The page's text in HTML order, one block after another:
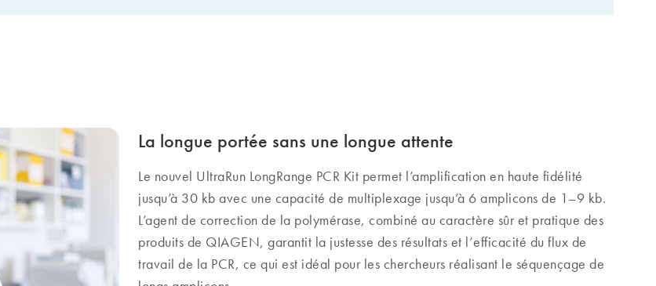
La longue portée sans une longue attente
Le nouvel UltraRun LongRange PCR Kit permet l’amplification en haute fidélité
jusqu’à 30 kb avec une capacité de multiplexage jusqu’à 6 amplicons de 1–9 kb.
L’agent de correction de la polymérase, combiné au caractère sûr et pratique des
produits de QIAGEN, garantit la justesse des résultats et l’efficacité du flux de
travail de la PCR, ce qui est idéal pour les chercheurs réalisant le séquençage de